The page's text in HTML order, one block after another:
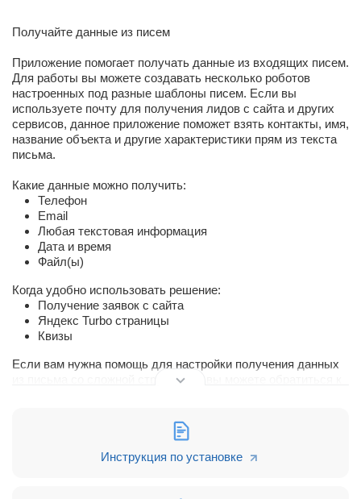
Получайте данные из писем
Приложение помогает получать данные из входящих писем.
Для работы вы можете создавать несколько роботов
настроенных под разные шаблоны писем. Если вы
используете почту для получения лидов с сайта и других
сервисов, данное приложение поможет взять контакты, имя,
название объекта и другие характеристики прям из текста
письма.
Какие данные можно получить:
Телефон
Email
Любая текстовая информация
Дата и время
Файл(ы)
Когда удобно использовать решение:
Получение заявок с сайта
Яндекс Turbo страницы
Квизы
Если вам нужна помощь для настройки получения данных
из письма со сложной структурой, вы можете обратиться к
* Тариф "Подписка Битрикс24 не действует на территории
Инструкция по установке